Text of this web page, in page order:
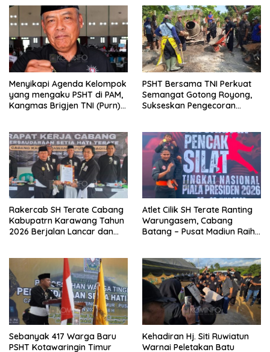
Menyikapi Agenda Kelompok
yang mengaku PSHT di PAM,
Kangmas Brigjen TNI (Purn)
PSHT Bersama TNI Perkuat
Semangat Gotong Royong,
Sukseskan Pengecoran
Rakercab SH Terate Cabang
Kabupatrn Karawang Tahun
2026 Berjalan Lancar dan
Atlet Cilik SH Terate Ranting
Warungasem, Cabang
Batang – Pusat Madiun Raih
Sebanyak 417 Warga Baru
PSHT Kotawaringin Timur
Kehadiran Hj. Siti Ruwiatun
Warnai Peletakan Batu